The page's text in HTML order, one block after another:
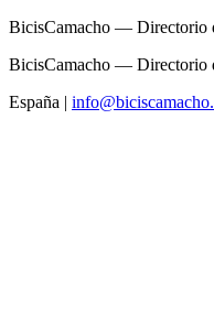
BicisCamacho — Directorio
BicisCamacho — Directorio
España |